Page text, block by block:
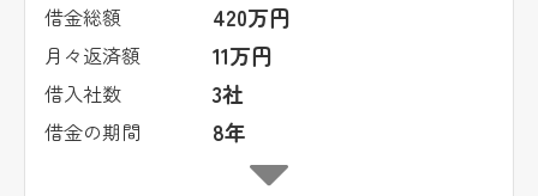
借金総額 420万円
月々返済額 11万円
借入社数 3社
借金の期間 8年